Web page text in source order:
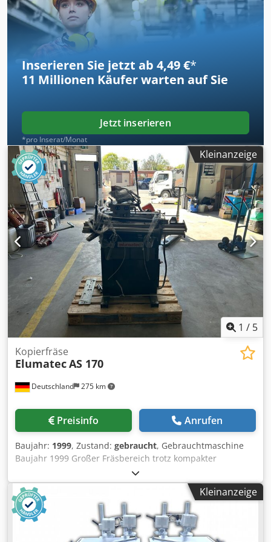
Inserieren Sie jetzt ab 4,49 €*
11 Millionen Käufer warten auf Sie
Jetzt inserieren
*pro Inserat/Monat
Kleinanzeige
1 / 5
Deutschland 275 km
Kopierfräse
ElumatecAS 170
Preisinfo Anrufen
Baujahr: 1999, Zustand: gebraucht, Gebrauchtmaschine
Baujahr 1999 Großer Fräsbereich trotz kompakter
Bauweise Kopierfräsen nach Seitenanschlägen oder
Schablone im Verhältnis 1:1 Pneumatischer Kopierstift
zweistufig für zwei verschiedene Fräserdurchmesser Die
patentierte Aufhängung des Kopierhebels garantiert
präzise Ausfräsungen bei geringem Kraftaufwand
Tischhöhenverstellung für extrem hohe Profile bis 400 mm
Kleinanzeige